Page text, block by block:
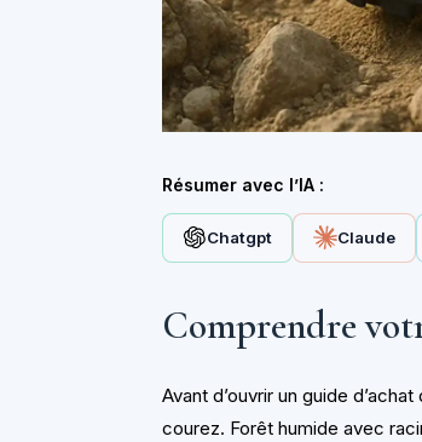
Résumer avec l’IA :
Chatgpt Claude
Comprendre
Avant d’ouvrir un guide
courez. Forêt humide avec